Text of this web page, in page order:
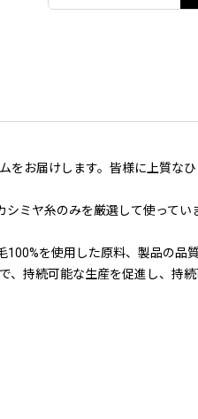
をお届けします。皆様に上質な
ミヤ糸のみを厳選して使ってい
を使用した原料、製品の品
、持続可能な生産を促進し、持